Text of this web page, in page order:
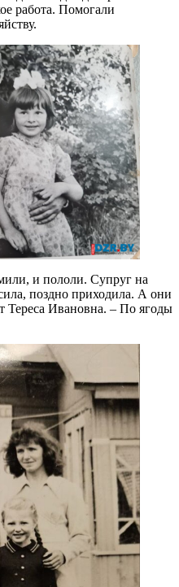
работа. Помогали
и пололи. Супруг на
поздно приходила. А они
Тереса Ивановна. – По ягоды